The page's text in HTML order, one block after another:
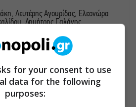
Λευτέρης Αγουρίδας, Ελεονώρα
Δημήτρης Γαλάνης,
Αγγέλα Πατσέλη, Γιώργος
Στέλιος Τυριακίδης, Πουριά Χοσσεϊνί
(γενική είσοδος), 17 ευρώ (φοιτητικά,
ευρώ (ΑΜΕΑ).
έως Κυριακή στις 21.00
Καλφαμανώλης
for your consent to use
data for the following
purposes: